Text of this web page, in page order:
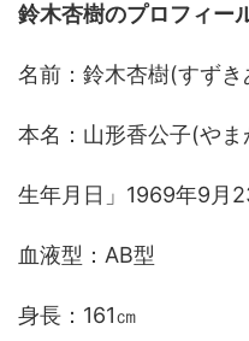
鈴木杏樹のプロフィー
名前：鈴木杏樹(すずき
本名：山形香公子(やま
生年月日」1969年9月
血液型：AB型
身長：161㎝